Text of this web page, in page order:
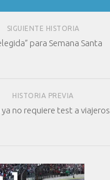
SIGUIENTE HISTORIA
para Semana Santa
HISTORIA PREVIA
no requiere test a viajeros